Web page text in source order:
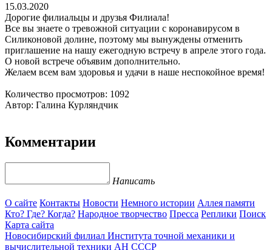
15.03.2020
Дорогие филиальцы и друзья Филиала!
Все вы знаете о тревожной ситуации с коронавирусом в
Силиконовой долине, поэтому мы вынуждены отменить
приглашение на нашу ежегодную встречу в апреле этого года.
О новой встрече объявим дополнительно.
Желаем всем вам здоровья и удачи в наше неспокойное время!
Количество просмотров: 1092
Автор: Галина Курляндчик
Комментарии
Написать
О сайте Контакты Новости Немного истории Аллея памяти
Кто? Где? Когда? Народное творчество Пресса Реплики Поиск
Карта сайта
Новосибирский филиал Института точной механики и
вычислительной техники АН СССР